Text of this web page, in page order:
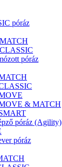
póráz
póráz
& MATCH
póráz (Agility)
póráz